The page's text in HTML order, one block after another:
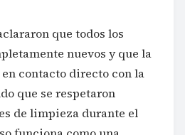
que todos los
nuevos y que la
contacto directo con la
que se respetaron
de limpieza durante el